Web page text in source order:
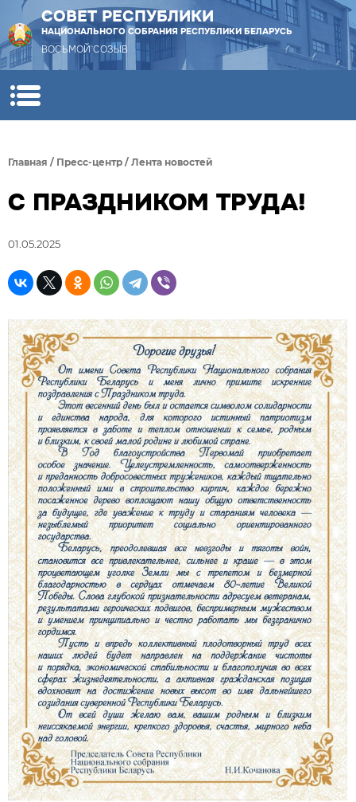
СОВЕТ РЕСПУБЛИКИ
НАЦИОНАЛЬНОГО СОБРАНИЯ РЕСПУБЛИКИ БЕЛАРУСЬ
ВОСЬМОЙ СОЗЫВ
Главная / Пресс-центр / Лента новостей
С ПРАЗДНИКОМ ТРУДА!
01.05.2025